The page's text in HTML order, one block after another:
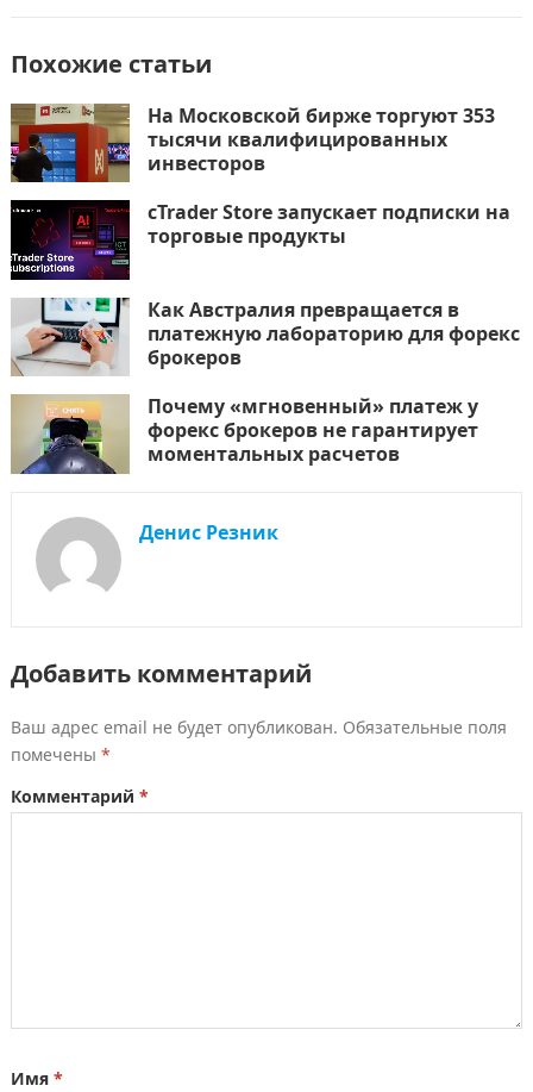
Похожие статьи
На Московской бирже торгуют 353
тысячи квалифицированных
инвесторов
cTrader Store запускает подписки на
торговые продукты
Как Австралия превращается в
платежную лабораторию для форекс
брокеров
Почему «мгновенный» платеж у
форекс брокеров не гарантирует
моментальных расчетов
Денис Резник
Добавить комментарий
Ваш адрес email не будет опубликован. Обязательные поля
помечены *
Комментарий *
Имя *